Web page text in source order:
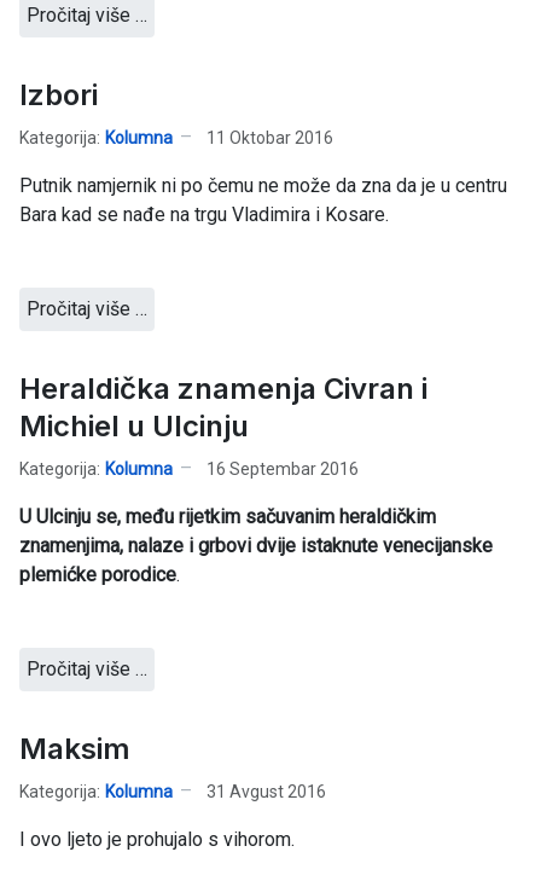
Pročitaj više …
Izbori
Kategorija: Kolumna 11 Oktobar 2016
Putnik namjernik ni po čemu ne može da zna da je u centru
Bara kad se nađe na trgu Vladimira i Kosare.
Pročitaj više …
Heraldička znamenja Civran i
Michiel u Ulcinju
Kategorija: Kolumna 16 Septembar 2016
U Ulcinju se, među rijetkim sačuvanim heraldičkim
znamenjima, nalaze i grbovi dvije istaknute venecijanske
plemićke porodice.
Pročitaj više …
Maksim
Kategorija: Kolumna 31 Avgust 2016
I ovo ljeto je prohujalo s vihorom.